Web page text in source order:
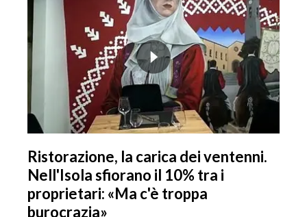
Ristorazione, la carica dei ventenni.
Nell'Isola sfiorano il 10% tra i
proprietari: «Ma c'è troppa
burocrazia»